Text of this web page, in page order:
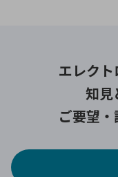
エレク
知見
ご要望・